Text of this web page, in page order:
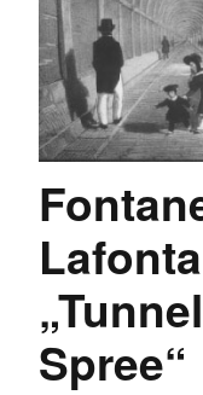
Spree“